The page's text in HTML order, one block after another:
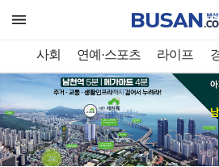
사회 연예·스포츠 라이프